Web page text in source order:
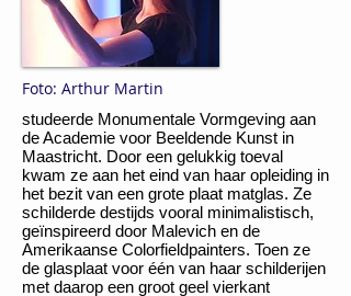
studeerde Monumentale Vormgeving aan
de Academie voor Beeldende Kunst in
Maastricht. Door een gelukkig toeval
kwam ze aan het eind van haar opleiding in
het bezit van een grote plaat matglas. Ze
schilderde destijds vooral minimalistisch,
geïnspireerd door Malevich en de
Amerikaanse Colorfieldpainters. Toen ze
de glasplaat voor één van haar schilderijen
met daarop een groot geel vierkant
Foto: Arthur Martin